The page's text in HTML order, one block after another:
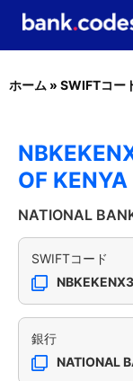
ホーム » SWIFTコー
OF KENYA
NATIONAL
SWIFTコード
銀行
NATIONAL